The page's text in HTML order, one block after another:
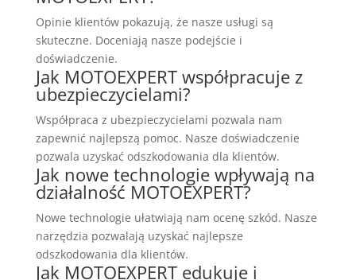
Opinie klientów pokazują, że nasze usługi są
skuteczne. Doceniają nasze podejście i
doświadczenie.
Jak MOTOEXPERT współpracuje z
ubezpieczycielami?
Współpraca z ubezpieczycielami pozwala nam
zapewnić najlepszą pomoc. Nasze doświadczenie
pozwala uzyskać odszkodowania dla klientów.
Jak nowe technologie wpływają na
działalność MOTOEXPERT?
Nowe technologie ułatwiają nam ocenę szkód. Nasze
narzędzia pozwalają uzyskać najlepsze
odszkodowania dla klientów.
Jak MOTOEXPERT edukuje i